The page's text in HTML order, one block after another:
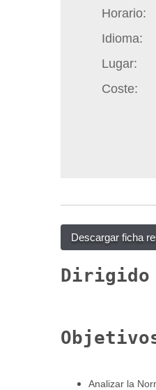
Horario
Idioma
Lugar
Coste
Descargar ficha
Dirigido
Analizar la